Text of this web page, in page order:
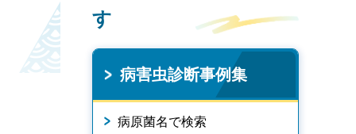
す
病害虫診断事例集
病原菌名で検索